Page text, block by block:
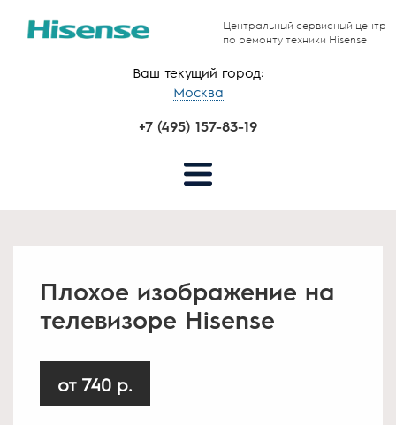
Центральный сервисный центр
по ремонту техники Hisense
Ваш текущий город:
Москва
+7 (495) 157-83-19
Плохое изображение на
телевизоре Hisense
от 740 р.